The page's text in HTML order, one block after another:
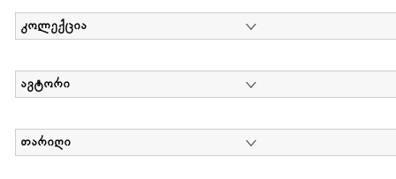
კოლექცია
ავტორი
თარიღი